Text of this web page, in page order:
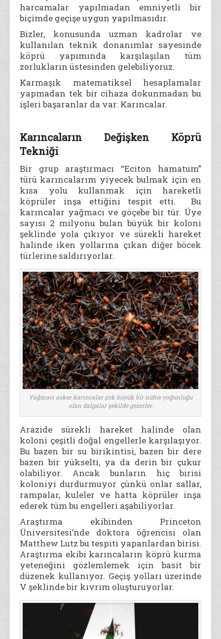
harcamalar yapılmadan emniyetli bir
biçimde geçişe uygun yapılmasıdır.
Bizler, konusunda uzman kadrolar ve
kullanılan teknik donanımlar sayesinde
köprü yapımında karşılaşılan tüm
zorlukların üstesinden gelebiliyoruz.
Karmaşık matematiksel hesaplamalar
yapmadan tek bir cihaza dokunmadan bu
işleri başaranlar da var: Karıncalar.
Karıncaların Değişken Köprü
Tekniği
Bir grup araştırmacı “Eciton hamatum”
türü karıncalarım yiyecek bulmak için en
kısa yolu kullanmak için hareketli
köprüler inşa ettiğini tespit etti. Bu
karıncalar yağmacı ve göçebe bir tür. Üye
sayısı 2 milyonu bulan büyük bir koloni
şeklinde yola çıkıyor ve sürekli hareket
halinde iken yollarına çıkan diğer böcek
türlerine saldırıyorlar.
Yağmacı asker karıncalar çok büyük bir nüfus yoğunluğu
olan dalgalar şekilde gezerler.
Arazide sürekli hareket halinde olan
koloni çeşitli doğal engellerle karşılaşıyor.
Bu bazen bir su birikintisi, bazen bir dere
bazen bir yükselti, ya da derin bir çukur
olabiliyor. Ancak bunların hiç birisi
koloniyi durdurmuyor çünkü onlar sallar,
rampalar, kuleler ve hatta köprüler inşa
ederek tüm bu engelleri aşabiliyorlar.
Araştırma ekibinden Princeton
Üniversitesi’nde doktora öğrencisi olan
Matthew Lutz bu tespiti yapanlardan birisi.
Araştırma ekibi karıncaların köprü kurma
yeteneğini gözlemlemek için basit bir
düzenek kullanıyor. Geçiş yolları üzerinde
V şeklinde bir kıvrım oluşturuyorlar.